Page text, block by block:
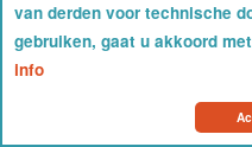
van derden voor technische
gebruiken, gaat u akkoord
info